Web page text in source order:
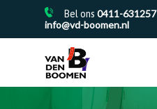
Bel ons 0411-631257
info@vd-boomen.nl